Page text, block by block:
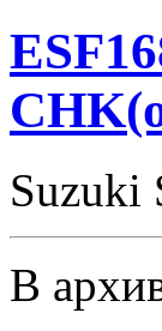
Suzuki
В